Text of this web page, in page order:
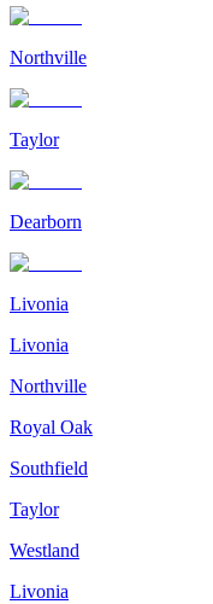
Northville
Taylor
Dearborn
Livonia
Livonia
Northville
Royal Oak
Southfield
Taylor
Westland
Livonia